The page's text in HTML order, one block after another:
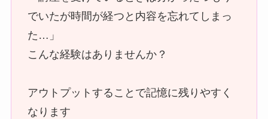
でいたが時間が経つと内容を忘れてしまっ
た…」
こんな経験はありませんか？
アウトプットすることで記憶に残りやすく
なります